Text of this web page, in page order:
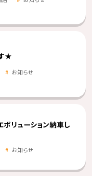
★
お知らせ
ボリューション納車し
お知らせ